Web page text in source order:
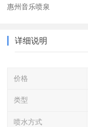
惠州音乐喷泉
详细说明
价格
类型
喷水方式